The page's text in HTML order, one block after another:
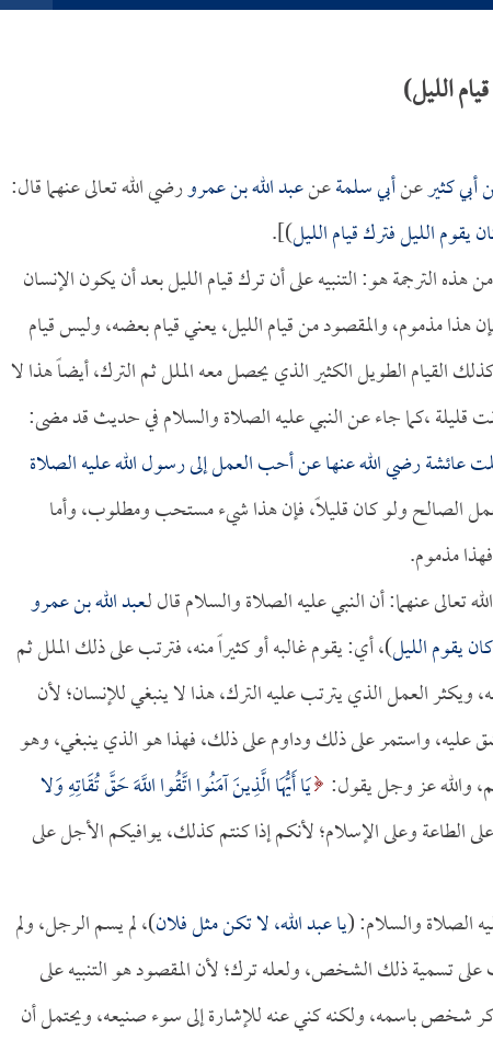
الليل)
أبي كثيرعنأبي سلمةعنعبد الله بن عمرورضي الله تعالى عنهما قال:
يقوم الليل فترك قيام الليل)].
الترجمة هو: التنبيه على أن ترك قيام الليل بعد أن يكون الإنسان
مذموم، والمقصود من قيام الليل، يعني قيام بعضه، وليس قيام
القيام الطويل الكثير الذي يحصل معه الملل ثم الترك، أيضاً هذا لا
قليلة ،كما جاء عن النبي عليه الصلاة والسلام في حديث قد مضى:
عائشةرضي الله عنها عن أحب العمل إلى رسول الله عليه الصلاة
الصالح ولو كان قليلاً، فإن هذا شيء مستحب ومطلوب، وأما
مذموم.
تعالى عنهما: أن النبي عليه الصلاة والسلام قال لـعبد الله بن عمرو
كان يقوم الليل)، أي: يقوم غالبه أو كثيراً منه، فترتب على ذلك الملل ثم
ويكثر العمل الذي يترتب عليه الترك، هذا لا ينبغي للإنسان؛ لأن
عليه، واستمر على ذلك وداوم على ذلك، فهذا هو الذي ينبغي، وهو
والله عز وجل يقول: يَا أَيُّهَا الَّذِينَ آمَنُوا اتَّقُوا اللَّهَ حَقَّ تُقَاتِهِ وَلا
داوموا على الطاعة وعلى الإسلام؛ لأنكم إذا كنتم كذلك، يوافيكم الأجل على
الصلاة والسلام: (ياعبد الله، لا تكن مثل فلان)، لم يسم الرجل، ولم
على تسمية ذلك الشخص، ولعله ترك؛ لأن المقصود هو التنبيه على
شخص باسمه، ولكنه كني عنه للإشارة إلى سوء صنيعه، ويحتمل أن